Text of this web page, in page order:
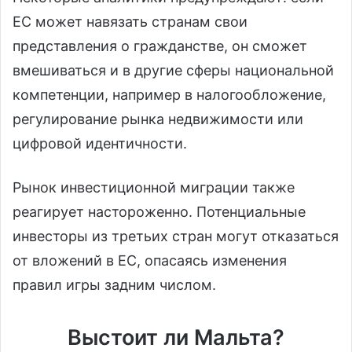
ЕС может навязать странам свои
представления о гражданстве, он сможет
вмешиваться и в другие сферы национальной
компетенции, например в налогообложение,
регулирование рынка недвижимости или
цифровой идентичности.
Рынок инвестиционной миграции также
реагирует настороженно. Потенциальные
инвесторы из третьих стран могут отказаться
от вложений в ЕС, опасаясь изменения
правил игры задним числом.
Выстоит ли Мальта?